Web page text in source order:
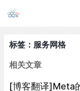
标签：服务网格
相关文章
[博客翻译]Meta